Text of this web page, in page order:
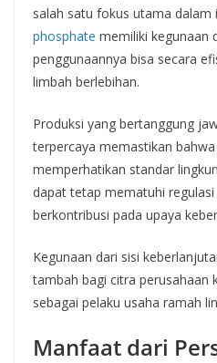
salah satu fokus utama dalam
phosphate memiliki kegunaan
penggunaannya bisa secara
limbah berlebihan.
Produksi yang bertanggung
terpercaya memastikan
memperhatikan standar
dapat tetap mematuhi regulasi
berkontribusi pada upaya
Kegunaan dari sisi
tambah bagi citra perusahaan
sebagai pelaku usaha ramah
Manfaat dari